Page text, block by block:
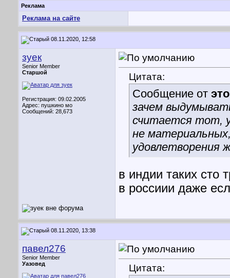
Реклама
Реклама на сайте
08.11.2020, 12:58
зуек
Senior Member
Старшой
Регистрация: 09.02.2005
Адрес: пушкино мо
Сообщений: 28,673
Цитата:
Сообщение от
зачем
считается тот,
не
удовлетворения
в индии таких сто
в россиии даже
08.11.2020, 13:38
павел276
Senior Member
Уазовед
Цитата: